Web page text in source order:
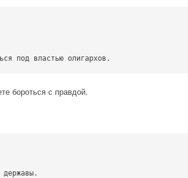
под властью олигархов.
бороться с правдой.
державы.